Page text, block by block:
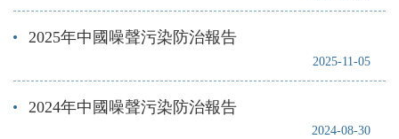
2025-11-05
2025年中國噪聲污染防治報告
2024-08-30
2024年中國噪聲污染防治報告